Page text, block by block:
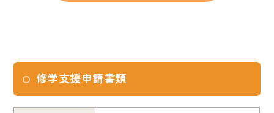
修学支援申請書類